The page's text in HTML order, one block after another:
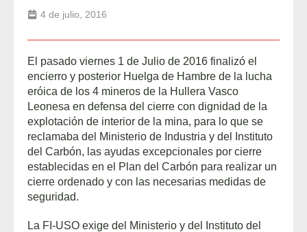
4 de julio, 2016
El pasado viernes 1 de Julio de 2016 finalizó el
encierro y posterior Huelga de Hambre de la lucha
eróica de los 4 mineros de la Hullera Vasco
Leonesa en defensa del cierre con dignidad de la
explotación de interior de la mina, para lo que se
reclamaba del Ministerio de Industria y del Instituto
del Carbón, las ayudas excepcionales por cierre
establecidas en el Plan del Carbón para realizar un
cierre ordenado y con las necesarias medidas de
seguridad.
La FI-USO exige del Ministerio y del Instituto del